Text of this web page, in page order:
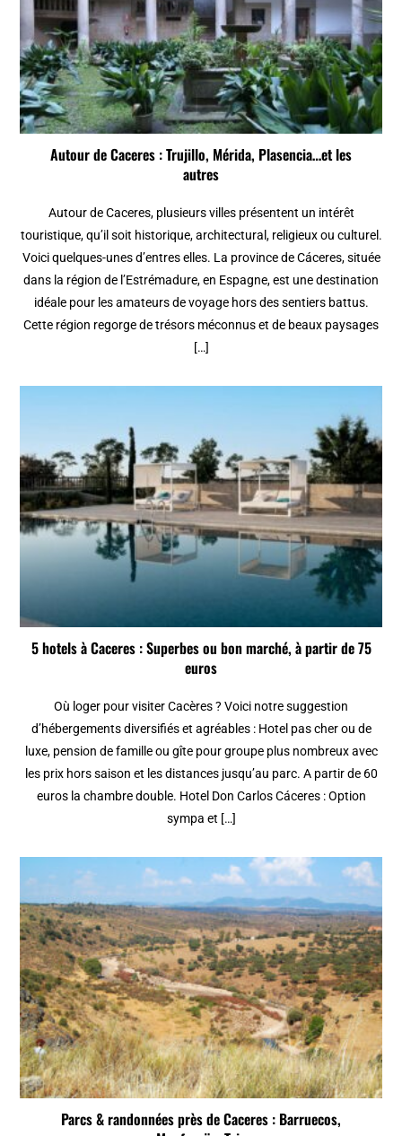
Autour de Caceres : Trujillo, Mérida, Plasencia…et les
autres
Autour de Caceres, plusieurs villes présentent un intérêt
touristique, qu’il soit historique, architectural, religieux ou culturel.
Voici quelques-unes d’entres elles. La province de Cáceres, située
dans la région de l’Estrémadure, en Espagne, est une destination
idéale pour les amateurs de voyage hors des sentiers battus.
Cette région regorge de trésors méconnus et de beaux paysages
[…]
5 hotels à Caceres : Superbes ou bon marché, à partir de 75
euros
Où loger pour visiter Cacères ? Voici notre suggestion
d’hébergements diversifiés et agréables : Hotel pas cher ou de
luxe, pension de famille ou gîte pour groupe plus nombreux avec
les prix hors saison et les distances jusqu’au parc. A partir de 60
euros la chambre double. Hotel Don Carlos Cáceres : Option
sympa et […]
Parcs & randonnées près de Caceres : Barruecos,